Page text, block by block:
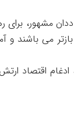
مشهور، برای
می باشند و
اقتصاد